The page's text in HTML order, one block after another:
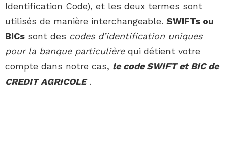
Identification Code), et les deux termes sont
utilisés de manière interchangeable. SWIFTs ou
BICs sont des codes d’identification uniques
pour la banque particulière qui détient votre
compte dans notre cas, le code SWIFT et BIC de
CREDIT AGRICOLE.